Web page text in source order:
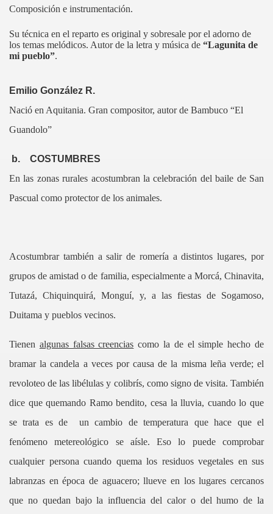
Composición e instrumentación.
Su técnica en el reparto es original y sobresale por el adorno de
los temas melódicos. Autor de la letra y música de “Lagunita de
mi pueblo”.
Emilio González R.
Nació en Aquitania. Gran compositor, autor de Bambuco “El
Guandolo”
b.
COSTUMBRES
En las zonas rurales acostumbran la celebración del baile de San
Pascual como protector de los animales.
Acostumbrar también a salir de romería a distintos lugares, por
grupos de amistad o de familia, especialmente a Morcá, Chinavita,
Tutazá, Chiquinquirá, Monguí, y, a las fiestas de Sogamoso,
Duitama y pueblos vecinos.
Tienen algunas falsas creencias como la de el simple hecho de
bramar la candela a veces por causa de la misma leña verde; el
revoloteo de las libélulas y colibrís, como signo de visita. También
dice que quemando Ramo bendito, cesa la lluvia, cuando lo que
se trata es de un cambio de temperatura que hace que el
fenómeno metereológico se aísle. Eso lo puede comprobar
cualquier persona cuando quema los residuos vegetales en sus
labranzas en época de aguacero; llueve en los lugares cercanos
que no quedan bajo la influencia del calor o del humo de la